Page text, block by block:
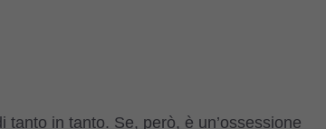
in tanto. Se, però, è un’ossessione